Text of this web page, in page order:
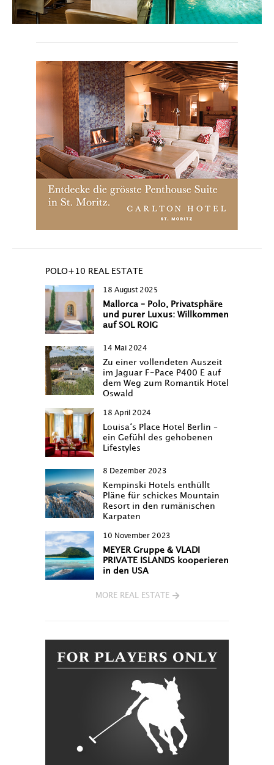
POLO+10 REAL ESTATE
18 August 2025
Mallorca – Polo, Privatsphäre
und purer Luxus: Willkommen
auf SOL ROIG
14 Mai 2024
Zu einer vollendeten Auszeit
im Jaguar F-Pace P400 E auf
dem Weg zum Romantik Hotel
Oswald
18 April 2024
Louisa‘s Place Hotel Berlin –
ein Gefühl des gehobenen
Lifestyles
8 Dezember 2023
Kempinski Hotels enthüllt
Pläne für schickes Mountain
Resort in den rumänischen
Karpaten
10 November 2023
MEYER Gruppe & VLADI
PRIVATE ISLANDS kooperieren
in den USA
MORE REAL ESTATE